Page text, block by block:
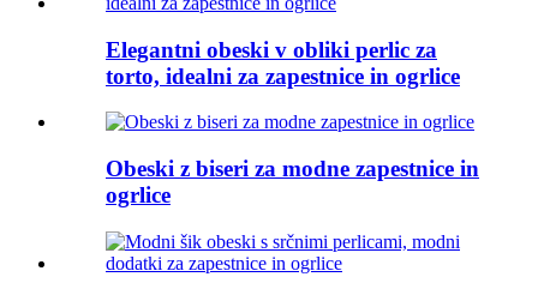
Elegantni obeski v obliki perlic za
torto, idealni za zapestnice in ogrlice
Obeski z biseri za modne zapestnice in
ogrlice